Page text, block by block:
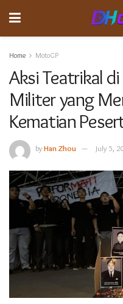
Home MotoGP
Aksi Teatrikal
Militer yang
Kematian
byHan Zhou July 5,